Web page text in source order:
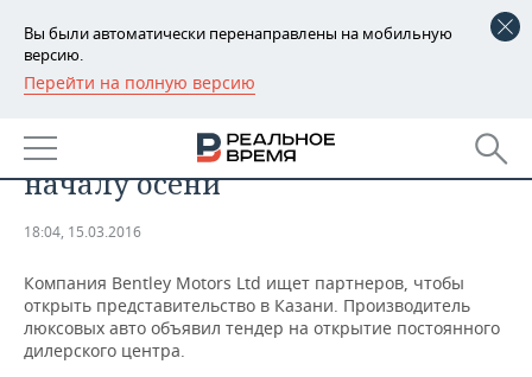
Вы были автоматически перенаправлены на мобильную
версию.
Перейти на полную версию
РЕГИОНЫ
БАШКОРТОСТАН
ТАТАРСТАН
НОВОСТИ
АНАЛИТИКА
ДЕКЛАРАЦИИ О ДОХОДАХ
КОРОЛИ ГОСЗАКАЗА ПФО
НОВОСТИ ЭКОНОМИКИ
ФИНАНСЫ
ПРОМЫШЛЕННОСТЬ
НОВОСТИ
НЕДВИЖИМОСТЬ
представительство в Казани к
началу осени
18:04, 15.03.2016
Компания Bentley Motors Ltd ищет партнеров, чтобы
открыть представительство в Казани. Производитель
люксовых авто объявил тендер на открытие постоянного
дилерского центра.